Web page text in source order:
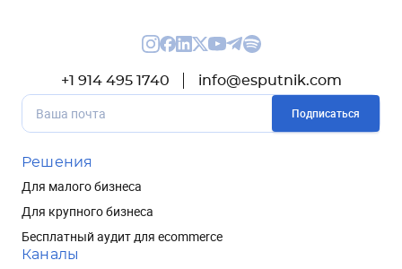
+1 914 495 1740 info@esputnik.com
Подписаться
Решения
Для малого бизнеса
Для крупного бизнеса
Бесплатный аудит для ecommerce
Каналы